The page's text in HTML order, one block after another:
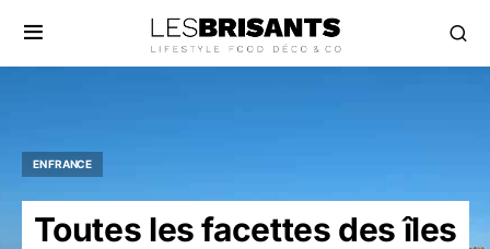
EN FRANCE
Toutes les facettes des îles